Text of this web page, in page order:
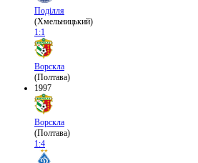
Поділля
(Хмельницький)
1:1
Ворскла
(Полтава)
1997
Ворскла
(Полтава)
1:4